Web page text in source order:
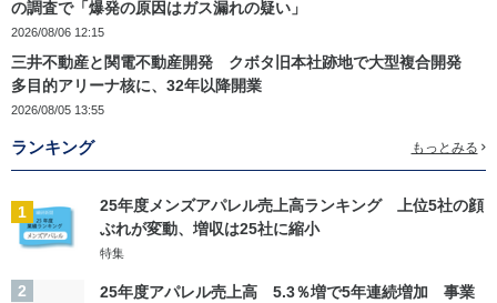
の調査で「爆発の原因はガス漏れの疑い」
2026/08/06 12:15
三井不動産と関電不動産開発 クボタ旧本社跡地で大型複合開発
多目的アリーナ核に、32年以降開業
2026/08/05 13:55
ランキング もっとみる
1
25年度メンズアパレル売上高ランキング 上位5社の顔
ぶれが変動、増収は25社に縮小
特集
2
25年度アパレル売上高 5.3％増で5年連続増加 事業